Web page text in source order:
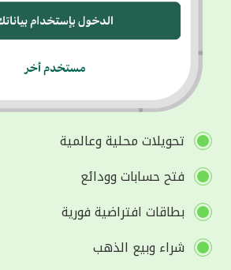
تحويلات محلية وعالمية
فتح حسابات وودائع
بطاقات افتراضية فورية
شراء وبيع الذهب